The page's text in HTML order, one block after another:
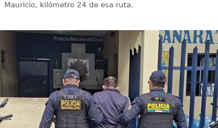
Mauricio, kilómetro 24 de esa ruta.